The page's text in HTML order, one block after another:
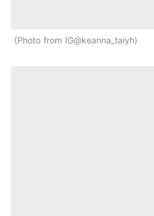
Photo from IG@keanna_taiyh